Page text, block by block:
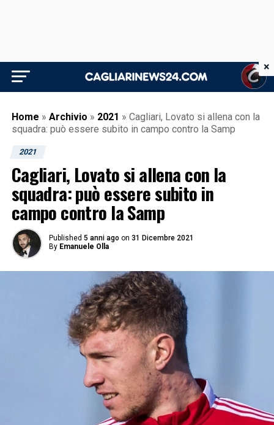
Home » Archivio » 2021 » Cagliari, Lovato si allena con la
squadra: può essere subito in campo contro la Samp
2021
Cagliari, Lovato si allena con la
squadra: può essere subito in
campo contro la Samp
Published 5 anni ago on 31 Dicembre 2021
By Emanuele Olla
×